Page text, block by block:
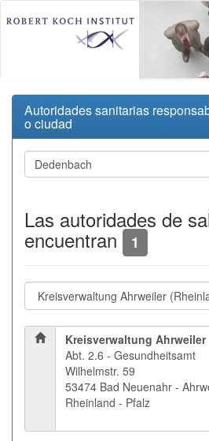
Autoridades sanitarias
o ciudad
Las autoridades de
encuentran 1
Kreisverwaltung Ahrweiler
Abt. 2.6 - Gesundheitsamt
Wilhelmstr. 59
53474 Bad Neuenahr -
Rheinland - Pfalz